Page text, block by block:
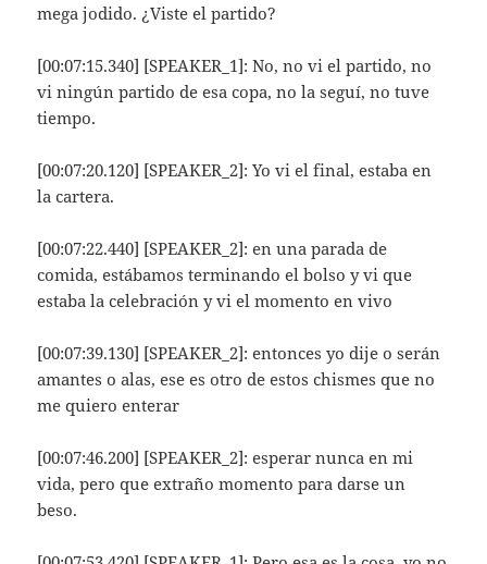
mega jodido. ¿Viste el partido?
[00:07:15.340] [SPEAKER_1]: No, no vi el partido, no
vi ningún partido de esa copa, no la seguí, no tuve
tiempo.
[00:07:20.120] [SPEAKER_2]: Yo vi el final, estaba en
la cartera.
[00:07:22.440] [SPEAKER_2]: en una parada de
comida, estábamos terminando el bolso y vi que
estaba la celebración y vi el momento en vivo
[00:07:39.130] [SPEAKER_2]: entonces yo dije o serán
amantes o alas, ese es otro de estos chismes que no
me quiero enterar
[00:07:46.200] [SPEAKER_2]: esperar nunca en mi
vida, pero que extraño momento para darse un
beso.